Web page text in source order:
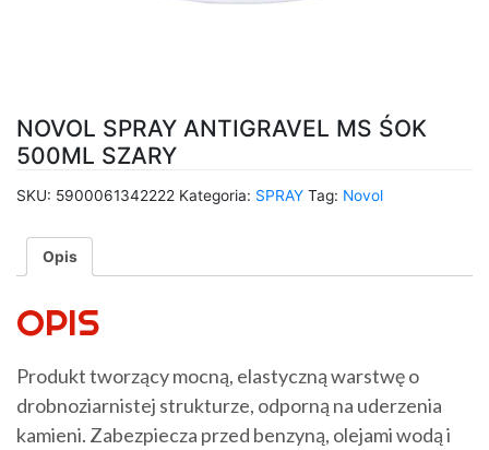
NOVOL SPRAY ANTIGRAVEL MS ŚOK
500ML SZARY
SKU: 5900061342222 Kategoria: SPRAY Tag: Novol
Opis
OPIS
Produkt tworzący mocną, elastyczną warstwę o
drobnoziarnistej strukturze, odporną na uderzenia
kamieni. Zabezpiecza przed benzyną, olejami wodą i